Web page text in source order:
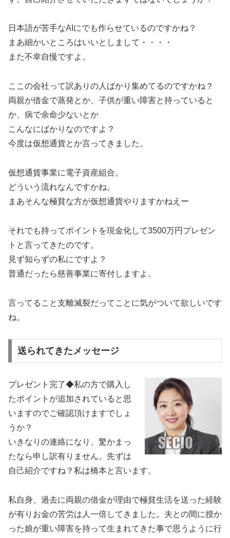
日本語が苦手なAIにでも作らせているのですかね？
まあ細かいところはいいとしまして・・・・
また不幸自慢ですよ。
ここの会社って訳ありの人ばかり集めてるのですかね？
両親が借金で蒸発とか、子供が重い障害と持っていると
か、病で余命少ないとか
こんなにばかりなのですよ？
今度は仮想通貨とか言ってきました。
仮想通貨事業に電子資産組合。
どういう流れなんですかね。
まあそんな極貧な方が仮想通貨やりますかねえー
それでも持ってポイントを現金化して3500万円プレゼン
トと言ってきたのです。
見ず知らずの私にですよ？
普通だったら慈善事業に寄付しますよ。
言ってること支離滅裂だってことに気がついて欲しいです
ね。
送られてきたメッセージ
プレゼント完了◆私の方で購入し
たポイントが追加されていると思
いますのでご確認頂けますでしょ
うか？
いきなりの連絡になり、驚かまっ
たなら申し訳有りません。先ずは
自己紹介ですね？私は橋本と言います。
私自身、過去に両親の借金が理由で極貧生活を送った経験
が有りお金の苦労は人一倍してきました。夫との間に授か
った娘が重い障害を持って生まれてきた事で思うように行